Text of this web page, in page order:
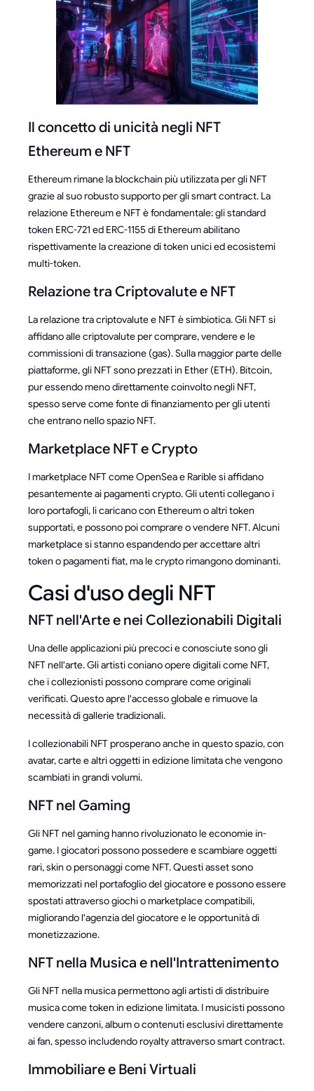
Il concetto di unicità negli NFT
Ethereum e NFT
Ethereum rimane la blockchain più utilizzata per gli NFT
grazie al suo robusto supporto per gli smart contract. La
relazione Ethereum e NFT è fondamentale: gli standard
token ERC-721 ed ERC-1155 di Ethereum abilitano
rispettivamente la creazione di token unici ed ecosistemi
multi-token.
Relazione tra Criptovalute e NFT
La relazione tra criptovalute e NFT è simbiotica. Gli NFT si
affidano alle criptovalute per comprare, vendere e le
commissioni di transazione (gas). Sulla maggior parte delle
piattaforme, gli NFT sono prezzati in Ether (ETH). Bitcoin,
pur essendo meno direttamente coinvolto negli NFT,
spesso serve come fonte di finanziamento per gli utenti
che entrano nello spazio NFT.
Marketplace NFT e Crypto
I marketplace NFT come OpenSea e Rarible si affidano
pesantemente ai pagamenti crypto. Gli utenti collegano i
loro portafogli, li caricano con Ethereum o altri token
supportati, e possono poi comprare o vendere NFT. Alcuni
marketplace si stanno espandendo per accettare altri
token o pagamenti fiat, ma le crypto rimangono dominanti.
Casi d'uso degli NFT
NFT nell'Arte e nei Collezionabili Digitali
Una delle applicazioni più precoci e conosciute sono gli
NFT nell'arte. Gli artisti coniano opere digitali come NFT,
che i collezionisti possono comprare come originali
verificati. Questo apre l'accesso globale e rimuove la
necessità di gallerie tradizionali.
I collezionabili NFT prosperano anche in questo spazio, con
avatar, carte e altri oggetti in edizione limitata che vengono
scambiati in grandi volumi.
NFT nel Gaming
Gli NFT nel gaming hanno rivoluzionato le economie in-
game. I giocatori possono possedere e scambiare oggetti
rari, skin o personaggi come NFT. Questi asset sono
memorizzati nel portafoglio del giocatore e possono essere
spostati attraverso giochi o marketplace compatibili,
migliorando l'agenzia del giocatore e le opportunità di
monetizzazione.
NFT nella Musica e nell'Intrattenimento
Gli NFT nella musica permettono agli artisti di distribuire
musica come token in edizione limitata. I musicisti possono
vendere canzoni, album o contenuti esclusivi direttamente
ai fan, spesso includendo royalty attraverso smart contract.
Immobiliare e Beni Virtuali